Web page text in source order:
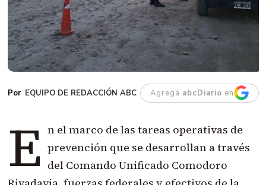
EQUIPO DE REDACCIÓN ABC Agregá abcDiario en
E n el marco de las tareas operativas de
prevención que se desarrollan a través
del Comando Unificado Comodoro